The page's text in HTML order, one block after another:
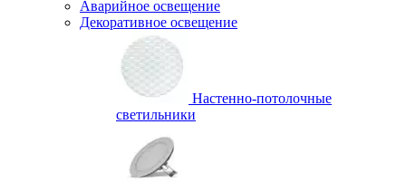
Аварийное освещение
Декоративное освещение
Настенно-потолочные
светильники